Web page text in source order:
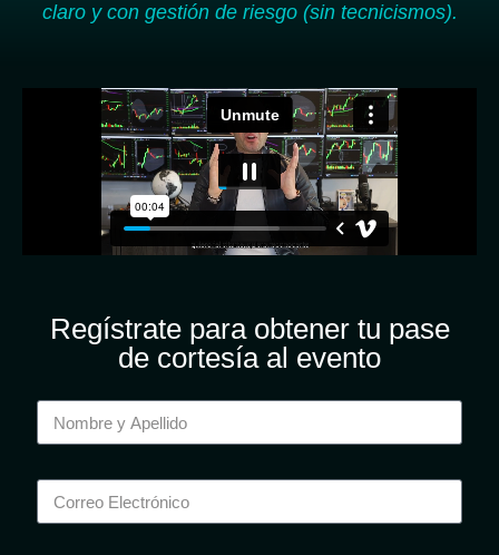
claro y con gestión de riesgo (sin tecnicismos).
Regístrate para obtener tu pase
de cortesía al evento